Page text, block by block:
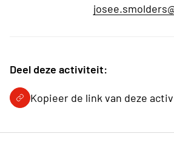
Deel deze activiteit:
Kopieer de link van deze